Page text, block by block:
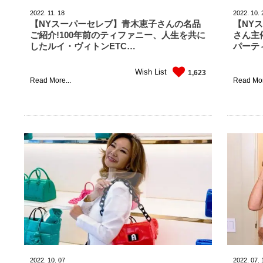
2022. 11. 18
【NYスーパーセレブ】青木恵子さんの名品
ご紹介!100年前のティファニー、人生を共に
したルイ・ヴィトンETC…
Read More...
1,623
Wish List
2022. 10.
【NY
さん主
パーテ
Read
2022. 10. 07 2022. 07.